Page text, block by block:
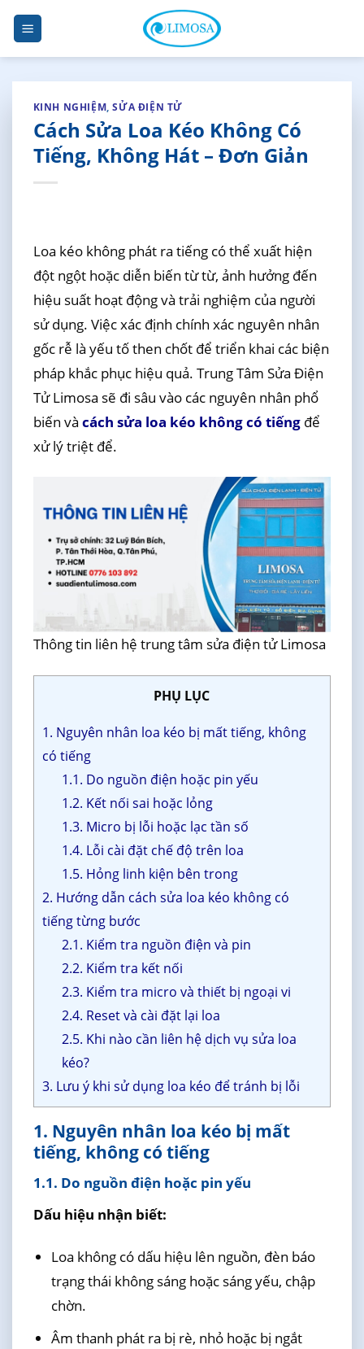
Skip
content
KINH NGHIỆM,SỬA ĐIỆN TỬ
Cách Sửa Loa Kéo Không Có
Tiếng, Không Hát – Đơn Giản
Loa kéo không phát ra tiếng có thể xuất hiện
đột ngột hoặc diễn biến từ từ, ảnh hưởng đến
hiệu suất hoạt động và trải nghiệm của người
sử dụng. Việc xác định chính xác nguyên nhân
gốc rễ là yếu tố then chốt để triển khai các biện
pháp khắc phục hiệu quả. Trung Tâm Sửa Điện
Tử Limosa sẽ đi sâu vào các nguyên nhân phổ
biến và cách sửa loa kéo không có tiếngđể
xử lý triệt để.
Thông tin liên hệ trung tâm sửa điện tử Limosa
PHỤ LỤC
1. Nguyên nhân loa kéo bị mất tiếng, không
có tiếng
1.1. Do nguồn điện hoặc pin yếu
1.2. Kết nối sai hoặc lỏng
1.3. Micro bị lỗi hoặc lạc tần số
1.4. Lỗi cài đặt chế độ trên loa
1.5. Hỏng linh kiện bên trong
2. Hướng dẫn cách sửa loa kéo không có
tiếng từng bước
2.1. Kiểm tra nguồn điện và pin
2.2. Kiểm tra kết nối
2.3. Kiểm tra micro và thiết bị ngoại vi
2.4. Reset và cài đặt lại loa
2.5. Khi nào cần liên hệ dịch vụ sửa loa
kéo?
3. Lưu ý khi sử dụng loa kéo để tránh bị lỗi
1. Nguyên nhân loa kéo bị mất
tiếng, không có tiếng
1.1. Do nguồn điện hoặc pin yếu
Dấu hiệu nhận biết:
Loa không có dấu hiệu lên nguồn, đèn báo
trạng thái không sáng hoặc sáng yếu, chập
chờn.
Âm thanh phát ra bị rè, nhỏ hoặc bị ngắt